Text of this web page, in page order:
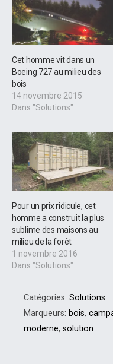
Cet homme vit dans un
Boeing 727 au milieu des
bois
14 novembre 2015
Dans "Solutions"
Pour un prix ridicule, cet
homme a construit la plus
sublime des maisons au
milieu de la forêt
1 novembre 2016
Dans "Solutions"
Catégories: Solutions
Marqueurs: bois,
moderne, solution